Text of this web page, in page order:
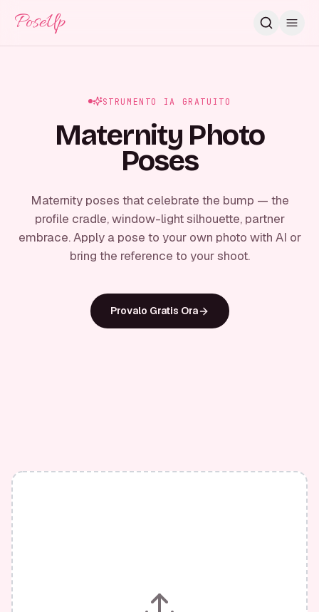
PoseUp
STRUMENTO IA GRATUITO
Maternity Photo
Poses
Maternity poses that celebrate the bump — the
profile cradle, window-light silhouette, partner
embrace. Apply a pose to your own photo with AI or
bring the reference to your shoot.
Provalo Gratis Ora